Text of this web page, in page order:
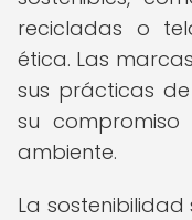
recicladas o
ética. Las
sus prácticas
su
ambiente.
La